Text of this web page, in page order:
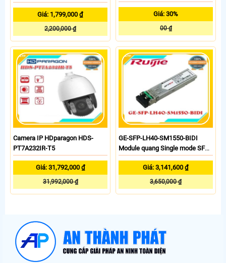
Giá: 1,799,000 ₫
2,200,000 ₫
Giá: 30%
00 ₫
Camera IP HDparagon HDS-
PT7A232IR-T5
Giá: 31,792,000 ₫
31,992,000 ₫
GE-SFP-LH40-SM1550-BIDI
Module quang Single mode SFP
Giá: 3,141,600 ₫
3,650,000 ₫